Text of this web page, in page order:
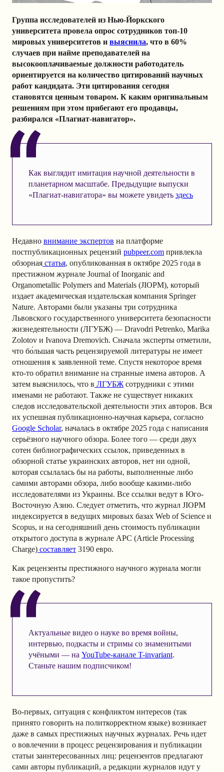
Группа исследователей из Нью-Йоркского
университета провела опрос сотрудников топ-10
мировых университетов и выяснила, что в 60%
случаев при найме преподавателей на
высокооплачиваемые должности работодатель
ориентируется на количество цитирований научных
работ кандидата. Эти цитирования сегодня
становятся ценным товаром. К каким оригинальным
решениям при этом прибегают его продавцы,
разбирался «Плагиат-навигатор».
Как выглядит имитация научной деятельности в
планетарном масштабе. Предыдущие выпуски
«Плагиат-навигатора» вы можете увидеть здесь
Недавно внимание экспертов на платформе
постпубликационных рецензий pubpeer.com привлекла
обзорная статья, опубликованная в октябре 2025 года в
престижном журнале Journal of Inorganic and
Organometallic Polymers and Materials (JIOPM), который
издает академическая издательская компания Springer
Nature. Авторами были указаны три сотрудника
Львовского государственного университета безопасности
жизнедеятельности (ЛГУБЖ) — Dravodri Petrenko, Marika
Zolotov и Ivanova Dremovich. Сначала эксперты отметили,
что бо́льшая часть рецензируемой литературы не имеет
отношения к заявленной теме. Спустя некоторое время
кто-то обратил внимание на странные имена авторов. А
затем выяснилось, что в ЛГУБЖ сотрудники с этими
именами не работают. Также не существует никаких
следов исследовательской деятельности этих авторов. Вся
их успешная публикационно-научная карьера, согласно
Google Scholar, началась в октябре 2025 года с написания
серьёзного научного обзора. Более того — среди двух
сотен библиографических ссылок, приведенных в
обзорной статье украинских авторов, нет ни одной,
которая ссылалась бы на работы, выполненные либо
самими авторами обзора, либо вообще какими-либо
исследователями из Украины. Все ссылки ведут в Юго-
Восточную Азию. Следует отметить, что журнал JIOPM
индексируется в ведущих мировых базах Web of Science и
Scopus, и на сегодняшний день стоимость публикации
открытого доступа в журнале APC (Article Processing
Charge) составляет 3190 евро.
Как рецензенты престижного научного журнала могли
такое пропустить?
Актуальные видео о науке во время войны,
интервью, подкасты и стримы со знаменитыми
учёными — на YouTube-канале T-invariant.
Станьте нашим подписчиком!
Во-первых, ситуация с конфликтом интересов (так
принято говорить на политкорректном языке) возникает
даже в самых престижных научных журналах. Речь идет
о вовлечении в процесс рецензирования и публикации
статьи заинтересованных лиц: рецензентов предлагают
сами авторы публикаций, а редакции журналов идут у